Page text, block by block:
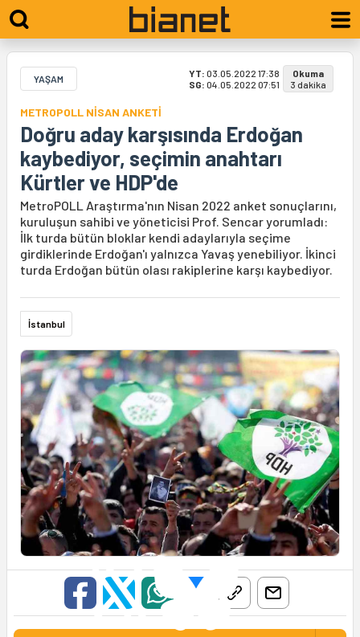
YAŞAM YT: 03.05.2022 17:38
SG: 04.05.2022 07:51
Okuma
3 dakika
METROPOLL NİSAN ANKETİ
Doğru aday karşısında Erdoğan
kaybediyor, seçimin anahtarı
Kürtler ve HDP'de
MetroPOLL Araştırma'nın Nisan 2022 anket sonuçlarını,
kuruluşun sahibi ve yöneticisi Prof. Sencar yorumladı:
İlk turda bütün bloklar kendi adaylarıyla seçime
girdiklerinde Erdoğan'ı yalnızca Yavaş yenebiliyor. İkinci
turda Erdoğan bütün olası rakiplerine karşı kaybediyor.
İstanbul